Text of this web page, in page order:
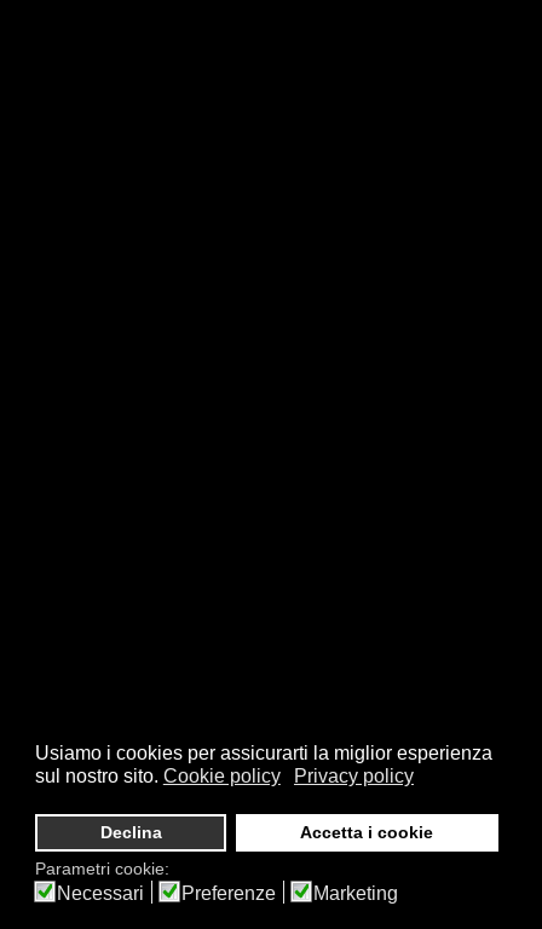
Usiamo i cookies per assicurarti la miglior esperienza
sul nostro sito. Cookie policy Privacy policy
Declina
Accetta i cookie
Parametri cookie:
Necessari Preferenze Marketing